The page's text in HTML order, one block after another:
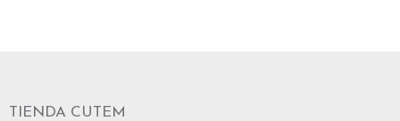
TIENDA CUTEM